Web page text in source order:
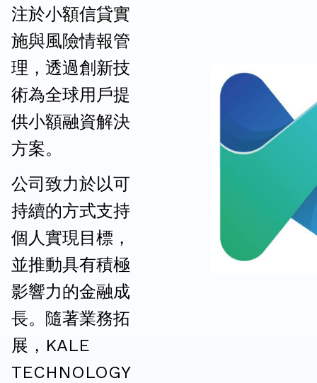
注於小額信貸實
施與風險情報管
理，透過創新技
術為全球用戶提
供小額融資解決
方案。
公司致力於以可
持續的方式支持
個人實現目標，
並推動具有積極
影響力的金融成
長。隨著業務拓
展，KALE
TECHNOLOGY